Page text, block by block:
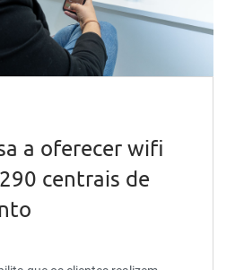
a oferecer wifi
centrais de